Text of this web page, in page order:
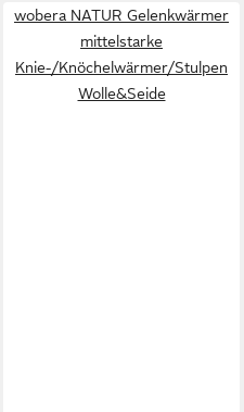
wobera NATUR Gelenkwärmer
mittelstarke
Knie-/Knöchelwärmer/Stulpen
Wolle&Seide